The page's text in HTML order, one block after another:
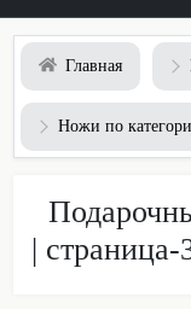
Главная
Ножи по
| страница-